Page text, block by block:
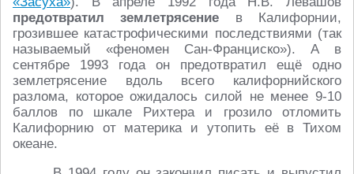
предотвратил землетрясение в Калифорнии,
грозившее катастрофическими последствиями (так
называемый «феномен Сан-Франциско»). А в
сентябре 1993 года он предотвратил ещё одно
землетрясение вдоль всего калифорнийского
разлома, которое ожидалось силой не менее 9-10
баллов по шкале Рихтера и грозило отломить
Калифорнию от материка и утопить её в Тихом
океане.